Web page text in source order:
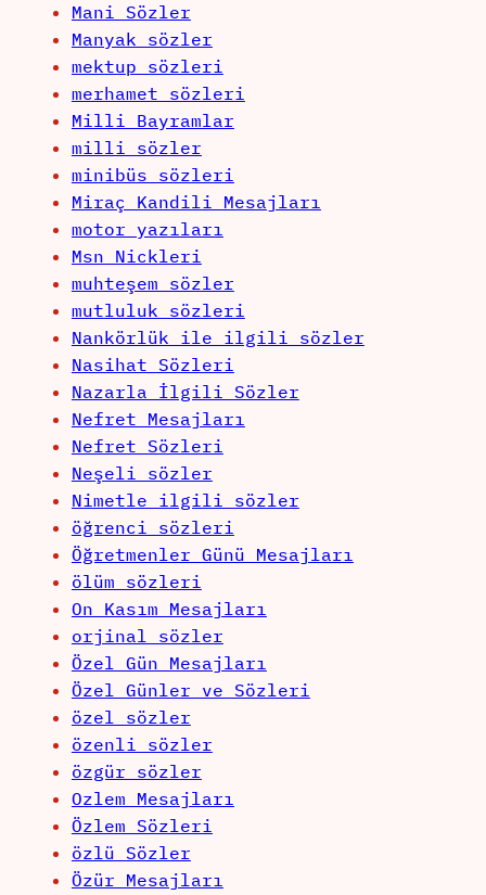
Mani Sözler
Manyak sözler
mektup sözleri
merhamet sözleri
Milli Bayramlar
milli sözler
minibüs sözleri
Miraç Kandili Mesajları
motor yazıları
Msn Nickleri
muhteşem sözler
mutluluk sözleri
Nankörlük ile ilgili sözler
Nasihat Sözleri
Nazarla İlgili Sözler
Nefret Mesajları
Nefret Sözleri
Neşeli sözler
Nimetle ilgili sözler
öğrenci sözleri
Öğretmenler Günü Mesajları
ölüm sözleri
On Kasım Mesajları
orjinal sözler
Özel Gün Mesajları
Özel Günler ve Sözleri
özel sözler
özenli sözler
özgür sözler
Ozlem Mesajları
Özlem Sözleri
özlü Sözler
Özür Mesajları